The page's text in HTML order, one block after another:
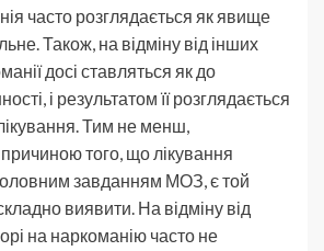
часто розглядається як явище
Також, на відміну від інших
досі ставляться як до
і результатом її розглядається
Тим не менш,
того, що лікування
завданням МОЗ, є той
виявити. На відміну від
на наркоманію часто не